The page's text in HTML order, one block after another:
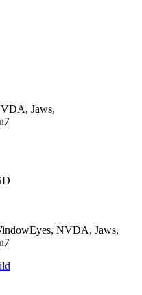
Jaws,
NVDA, Jaws,